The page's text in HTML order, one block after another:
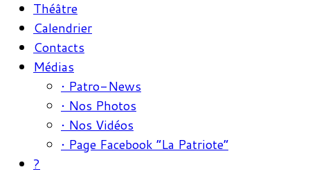
Théâtre
Calendrier
Contacts
Médias
• Patro-News
• Nos Photos
• Nos Vidéos
• Page Facebook “La Patriote”
?